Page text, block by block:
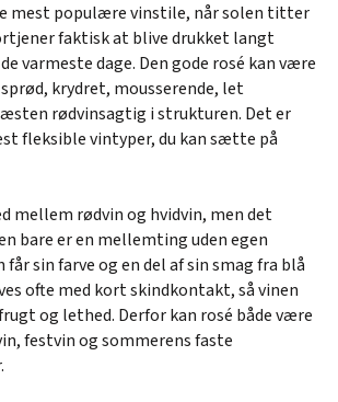
mest populære vinstile, når solen titter
faktisk at blive drukket langt
varmeste dage. Den gode rosé kan være
krydret, mousserende, let
rødvinsagtig i strukturen. Det er
fleksible vintyper, du kan sætte på
mellem rødvin og hvidvin, men det
bare er en mellemting uden egen
får sin farve og en del af sin smag fra blå
ofte med kort skindkontakt, så vinen
og lethed. Derfor kan rosé både være
festvin og sommerens faste